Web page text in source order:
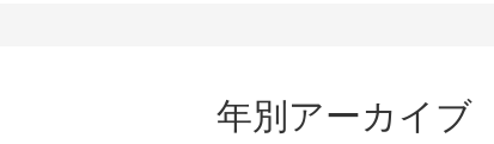
年別アーカイブ